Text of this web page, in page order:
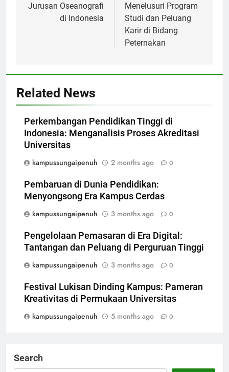
Jurusan Oseanografi
di Indonesia
Menelusuri Program
Studi dan Peluang
Karir di Bidang
Peternakan
Related News
Perkembangan Pendidikan Tinggi di
Indonesia: Menganalisis Proses Akreditasi
Universitas
kampussungaipenuh
2 months ago 0
Pembaruan di Dunia Pendidikan:
Menyongsong Era Kampus Cerdas
kampussungaipenuh
3 months ago 0
Pengelolaan Pemasaran di Era Digital:
Tantangan dan Peluang di Perguruan Tinggi
kampussungaipenuh
3 months ago 0
Festival Lukisan Dinding Kampus: Pameran
Kreativitas di Permukaan Universitas
kampussungaipenuh
5 months ago 0
Search